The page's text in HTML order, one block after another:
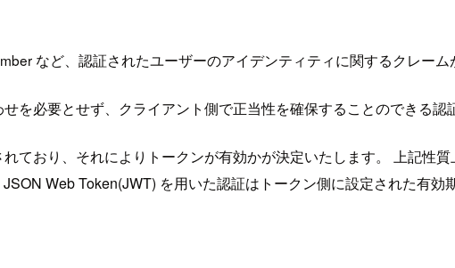
など、認証されたユーザーのアイデンティティに関するクレー
を必要とせず、クライアント側で正当性を確保することのできる
ており、それによりトークンが有効かが決定いたします。 上記性
Web Token(JWT) を用いた認証はトークン側に設定された有